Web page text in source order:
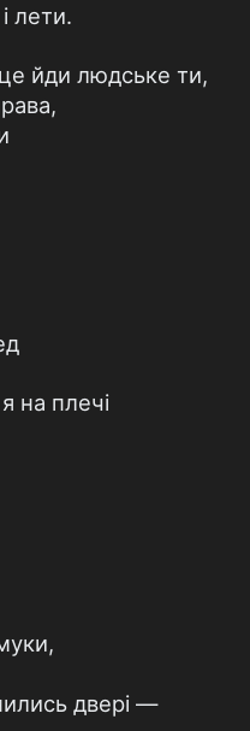
лети.
йди людське ти,
на плечі
двері —